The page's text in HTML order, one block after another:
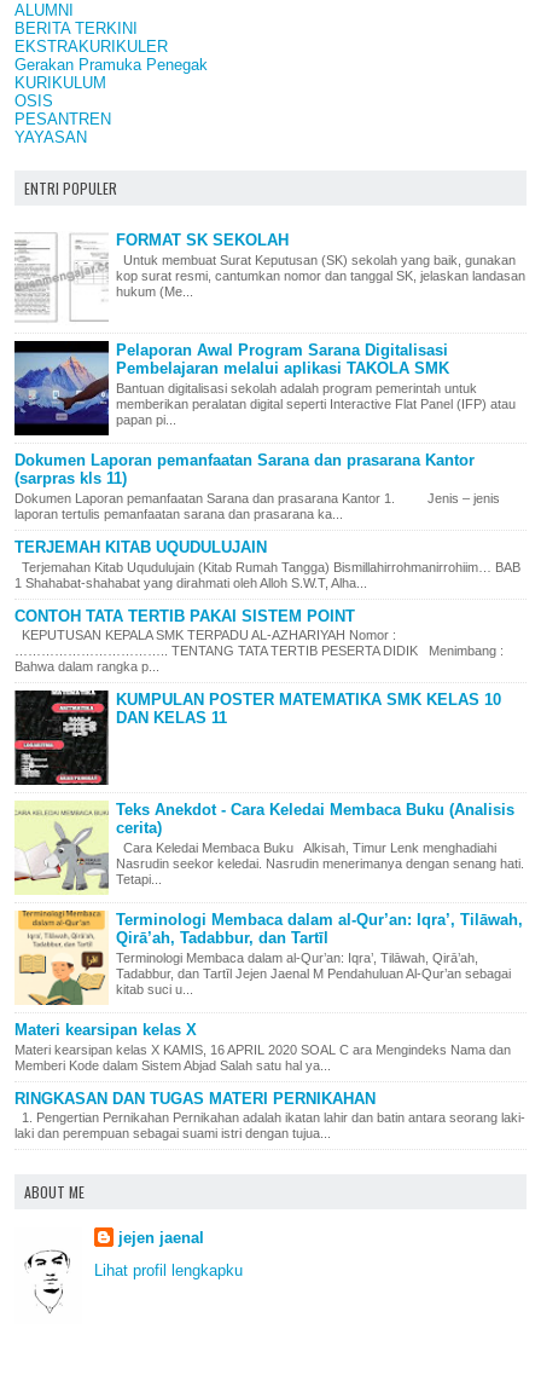
ALUMNI
BERITA TERKINI
EKSTRAKURIKULER
Gerakan Pramuka Penegak
KURIKULUM
OSIS
PESANTREN
YAYASAN
ENTRI POPULER
FORMAT SK SEKOLAH
Untuk membuat Surat Keputusan (SK) sekolah yang baik, gunakan
kop surat resmi, cantumkan nomor dan tanggal SK, jelaskan landasan
hukum (Me...
Pelaporan Awal Program Sarana Digitalisasi
Pembelajaran melalui aplikasi TAKOLA SMK
Bantuan digitalisasi sekolah adalah program pemerintah untuk
memberikan peralatan digital seperti Interactive Flat Panel (IFP) atau
papan pi...
Dokumen Laporan pemanfaatan Sarana dan prasarana Kantor
(sarpras kls 11)
Dokumen Laporan pemanfaatan Sarana dan prasarana Kantor 1. Jenis – jenis
laporan tertulis pemanfaatan sarana dan prasarana ka...
TERJEMAH KITAB UQUDULUJAIN
Terjemahan Kitab Uqudulujain (Kitab Rumah Tangga) Bismillahirrohmanirrohiim… BAB
1 Shahabat-shahabat yang dirahmati oleh Alloh S.W.T, Alha...
CONTOH TATA TERTIB PAKAI SISTEM POINT
KEPUTUSAN KEPALA SMK TERPADU AL-AZHARIYAH Nomor :
…………………………….. TENTANG TATA TERTIB PESERTA DIDIK Menimbang :
Bahwa dalam rangka p...
KUMPULAN POSTER MATEMATIKA SMK KELAS 10
DAN KELAS 11
Teks Anekdot - Cara Keledai Membaca Buku (Analisis
cerita)
Cara Keledai Membaca Buku Alkisah, Timur Lenk menghadiahi
Nasrudin seekor keledai. Nasrudin menerimanya dengan senang hati.
Tetapi...
Terminologi Membaca dalam al-Qur’an: Iqra’, Tilāwah,
Qirā’ah, Tadabbur, dan Tartīl
Terminologi Membaca dalam al-Qur’an: Iqra’, Tilāwah, Qirā’ah,
Tadabbur, dan Tartīl Jejen Jaenal M Pendahuluan Al-Qur’an sebagai
kitab suci u...
Materi kearsipan kelas X
Materi kearsipan kelas X KAMIS, 16 APRIL 2020 SOAL C ara Mengindeks Nama dan
Memberi Kode dalam Sistem Abjad Salah satu hal ya...
RINGKASAN DAN TUGAS MATERI PERNIKAHAN
1. Pengertian Pernikahan Pernikahan adalah ikatan lahir dan batin antara seorang laki-
laki dan perempuan sebagai suami istri dengan tujua...
ABOUT ME
jejen jaenal
Lihat profil lengkapku